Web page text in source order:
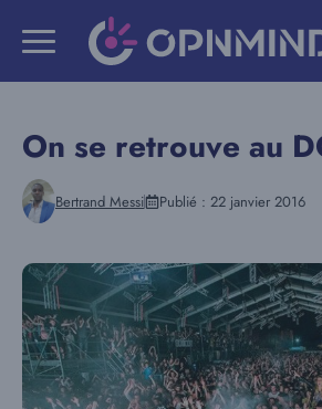
On se retrouve au
Bertrand Messi Publié : 22 janvier 2016